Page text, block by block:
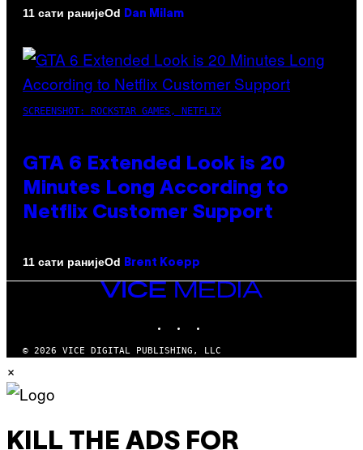
11 сати ранијеOd Dan Milam
SCREENSHOT: ROCKSTAR GAMES, NETFLIX
GTA 6 Extended Look is 20
Minutes Long According to
Netflix Customer Support
11 сати ранијеOd Brent Koepp
VICE
MEDIA
© 2026 VICE DIGITAL PUBLISHING, LLC
×
KILL THE ADS FOR